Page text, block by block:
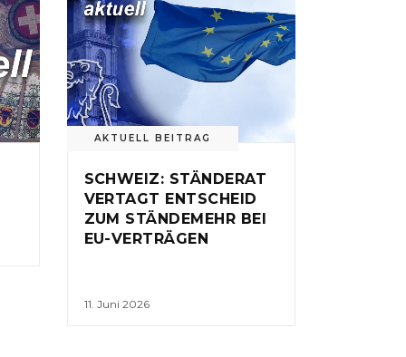
AKTUELL BEITRAG
SCHWEIZ: STÄNDERAT
VERTAGT ENTSCHEID
ZUM STÄNDEMEHR BEI
EU-VERTRÄGEN
11. Juni 2026